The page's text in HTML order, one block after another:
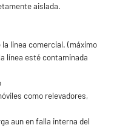
aislada.
linea comercial. (máximo
línea esté contaminada
como relevadores,
aun en falla interna del